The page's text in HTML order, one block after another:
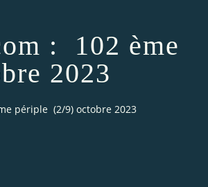
: 102 ème
2023
périple (2/9) octobre 2023